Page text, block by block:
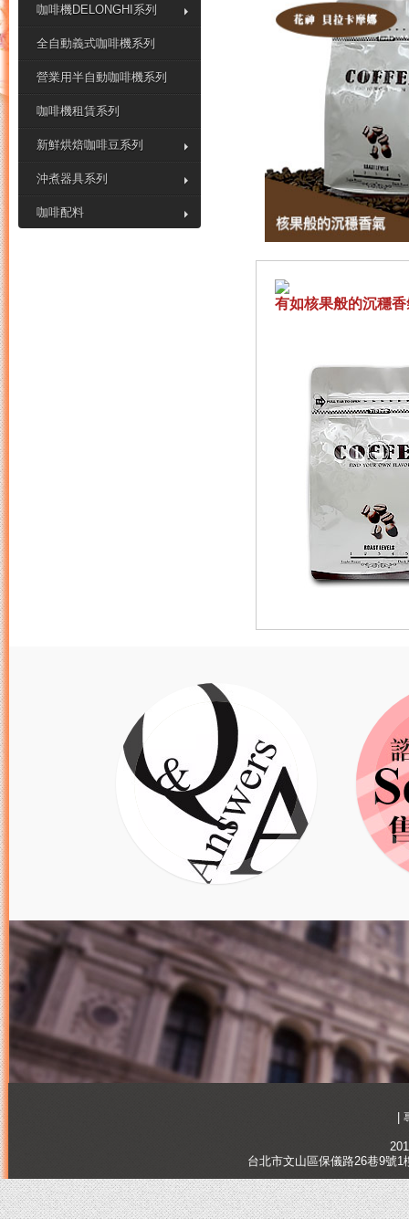
咖啡機DELONGHI系列
全自動義式咖啡機系列
營業用半自動咖啡機系列
咖啡機租賃系列
新鮮烘焙咖啡豆系列
沖煮器具系列
咖啡配料
有如核果般的沉穩
|
台北市文山區保儀路26巷9號1